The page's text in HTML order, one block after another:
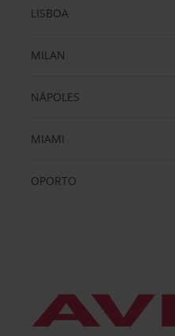
LISBOA
MILAN
NÁPOLES
MIAMI
OPORTO